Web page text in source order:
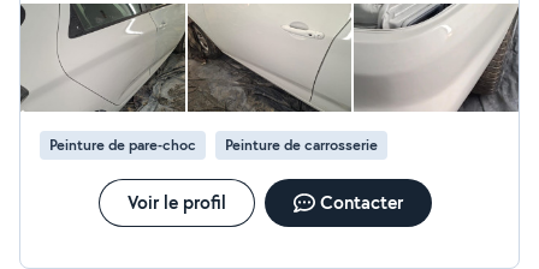
Peinture de pare-choc Peinture de carrosserie
Voir le profil Contacter